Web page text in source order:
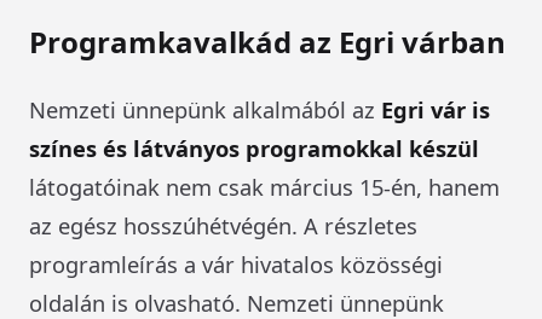
Programkavalkád az Egri várban
Nemzeti ünnepünk alkalmából az Egri vár is
színes és látványos programokkal készül
látogatóinak nem csak március 15-én, hanem
az egész hosszúhétvégén. A részletes
programleírás a vár hivatalos közösségi
oldalán is olvasható. Nemzeti ünnepünk